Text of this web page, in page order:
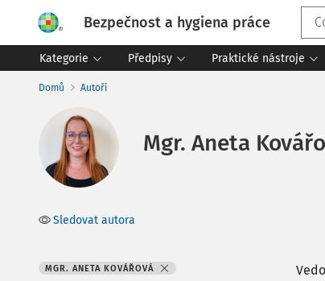
Bezpečnost a hygiena práce
Kategorie Předpisy Praktické nástroje
Domů Autoři
Mgr. Aneta
Sledovat autora
MGR. ANETA KOVÁŘOVÁ